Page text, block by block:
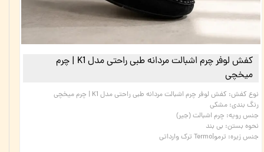
کفش لوفر چرم اشبالت مردانه طبی راحتی مدل K1 | چرم
میخچی
نوع کفش: کفش لوفر چرم اشبالت مردانه طبی راحتی مدل K1 | چرم میخچی
رنگ بندی: مشکی
جنس رویه: چرم اشبالت (جیر)
نحوه بستن: بی بند
جنس زیره: ترمو|Termo ترک وارداتی